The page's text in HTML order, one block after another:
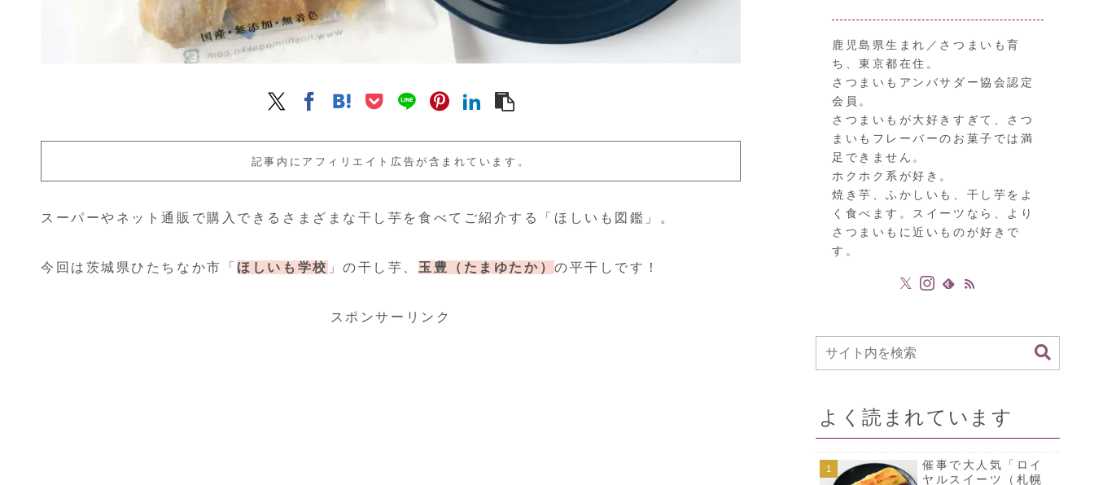
記事内にアフィリエイト広告が含まれています。
スーパーやネット通販で購入できるさまざまな干し芋を食べてご紹介する「ほしいも図鑑」。
今回は茨城県ひたちなか市「 ほしいも学校 」の干し芋、 玉豊（たまゆたか）の平干しです！
スポンサーリンク
鹿児島県生まれ／さつまいも育
ち、東京都在住。
さつまいもアンバサダー協会認定
会員。
さつまいもが大好きすぎて、さつ
まいもフレーバーのお菓子では満
足できません。
ホクホク系が好き。
焼き芋、ふかしいも、干し芋をよ
く食べます。スイーツなら、より
さつまいもに近いものが好きで
す。
よく読まれています
催事で大人気「ロイ
ヤルスイーツ（札幌